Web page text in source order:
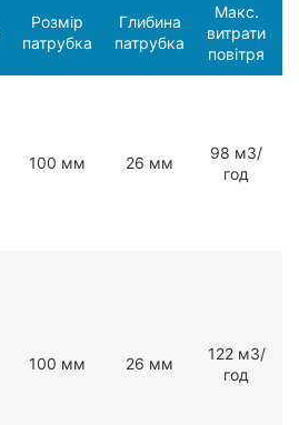
Розмір
патрубка
Глибина
патрубка
Макс.
витрати
повітря
100 мм 26 мм
98 мЗ/
год
100 мм 26 мм
122 мЗ/
год